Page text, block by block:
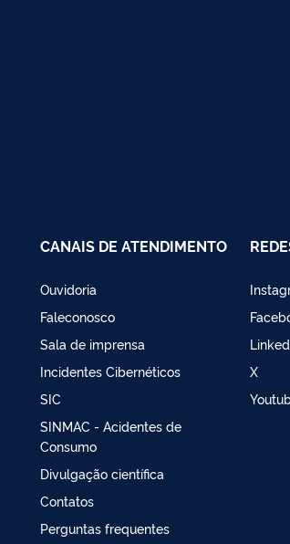
CANAIS DE ATENDIMENTO
Ouvidoria
Faleconosco
Sala de imprensa
Incidentes Cibernéticos
SIC
SINMAC - Acidentes de
Consumo
Divulgação científica
Contatos
Perguntas frequentes
X